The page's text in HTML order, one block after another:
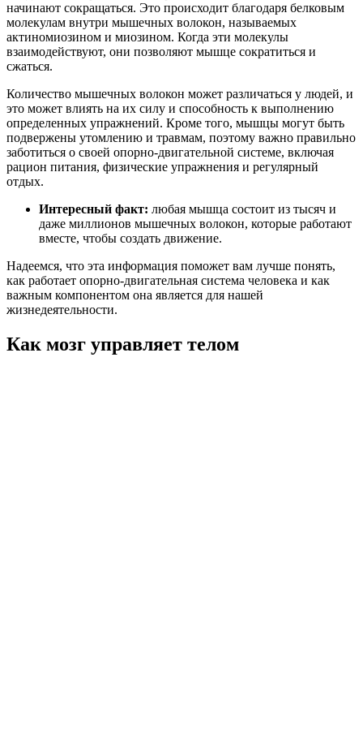
начинают сокращаться. Это происходит благодаря белковым
молекулам внутри мышечных волокон, называемых
актиномиозином и миозином. Когда эти молекулы
взаимодействуют, они позволяют мышце сократиться и
сжаться.
Количество мышечных волокон может различаться у людей, и
это может влиять на их силу и способность к выполнению
определенных упражнений. Кроме того, мышцы могут быть
подвержены утомлению и травмам, поэтому важно правильно
заботиться о своей опорно-двигательной системе, включая
рацион питания, физические упражнения и регулярный
отдых.
Интересный факт: любая мышца состоит из тысяч и
даже миллионов мышечных волокон, которые работают
вместе, чтобы создать движение.
Надеемся, что эта информация поможет вам лучше понять,
как работает опорно-двигательная система человека и как
важным компонентом она является для нашей
жизнедеятельности.
Как мозг управляет телом